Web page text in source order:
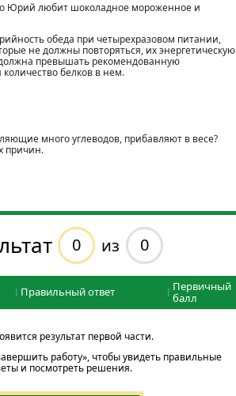
Юрий любит шоколадное мороженное и
обеда при четырехразовом питании,
не должны повторяться, их энергетическую
превышать рекомендованную
белков в нем.
много углеводов, прибавляют в весе?
причин.
0 из 0
Правильный ответ
Первичный
балл
результат первой части.
работу», чтобы увидеть правильные
и посмотреть решения.